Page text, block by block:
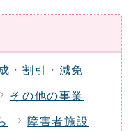
・割引・減免
その他の事業
障害者施設